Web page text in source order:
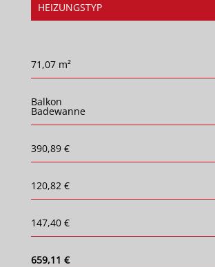
HEIZUNGSTYP
71,07 m²
Balkon
Badewanne
390,89 €
120,82 €
147,40 €
659,11 €